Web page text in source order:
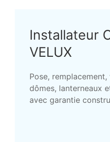
Installateur
VELUX
Pose,
dômes, lanterneaux
avec garantie